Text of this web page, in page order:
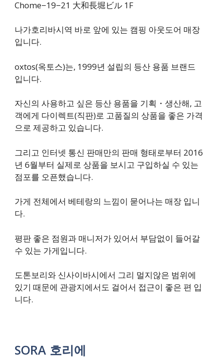
Chome−19−21 大和長堀ビル 1F
나가호리바시역 바로 앞에 있는 캠핑 아웃도어 매장
입니다.
oxtos(옥토스)는, 1999년 설립의 등산 용품 브랜드
입니다.
자신의 사용하고 싶은 등산 용품을 기획・생산해, 고
객에게 다이렉트(직판)로 고품질의 상품을 좋은 가격
으로 제공하고 있습니다.
그리고 인터넷 통신 판매만의 판매 형태로부터 2016
년 6월부터 실제로 상품을 보시고 구입하실 수 있는
점포를 오픈했습니다.
​가게 전체에서 베테랑의 느낌이 묻어나는 매장 입니
다.
평판 좋은 점원과 매니저가 있어서 부담없이 들어갈
수 있는 가게입니다.
도톤보리와 신사이바시에서 그리 멀지않은 범위에
있기 때문에 관광지에서도 걸어서 접근이 좋은 편 입
니다.
SORA 호리에